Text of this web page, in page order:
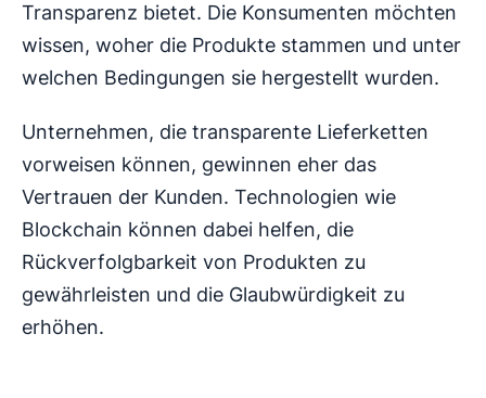
Transparenz bietet. Die Konsumenten möchten
wissen, woher die Produkte stammen und unter
welchen Bedingungen sie hergestellt wurden.
Unternehmen, die transparente Lieferketten
vorweisen können, gewinnen eher das
Vertrauen der Kunden. Technologien wie
Blockchain können dabei helfen, die
Rückverfolgbarkeit von Produkten zu
gewährleisten und die Glaubwürdigkeit zu
erhöhen.